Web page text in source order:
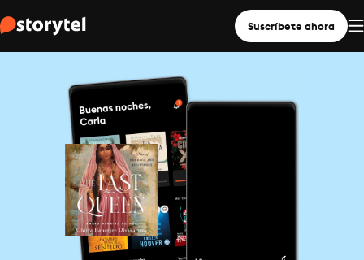
Suscríbete ahora